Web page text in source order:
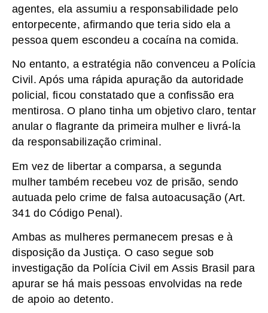
agentes, ela assumiu a responsabilidade pelo
entorpecente, afirmando que teria sido ela a
pessoa quem escondeu a cocaína na comida.
No entanto, a estratégia não convenceu a Polícia
Civil. Após uma rápida apuração da autoridade
policial, ficou constatado que a confissão era
mentirosa. O plano tinha um objetivo claro, tentar
anular o flagrante da primeira mulher e livrá-la
da responsabilização criminal.
Em vez de libertar a comparsa, a segunda
mulher também recebeu voz de prisão, sendo
autuada pelo crime de falsa autoacusação (Art.
341 do Código Penal).
Ambas as mulheres permanecem presas e à
disposição da Justiça. O caso segue sob
investigação da Polícia Civil em Assis Brasil para
apurar se há mais pessoas envolvidas na rede
de apoio ao detento.